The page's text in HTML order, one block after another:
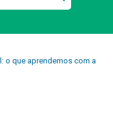
o que aprendemos com a